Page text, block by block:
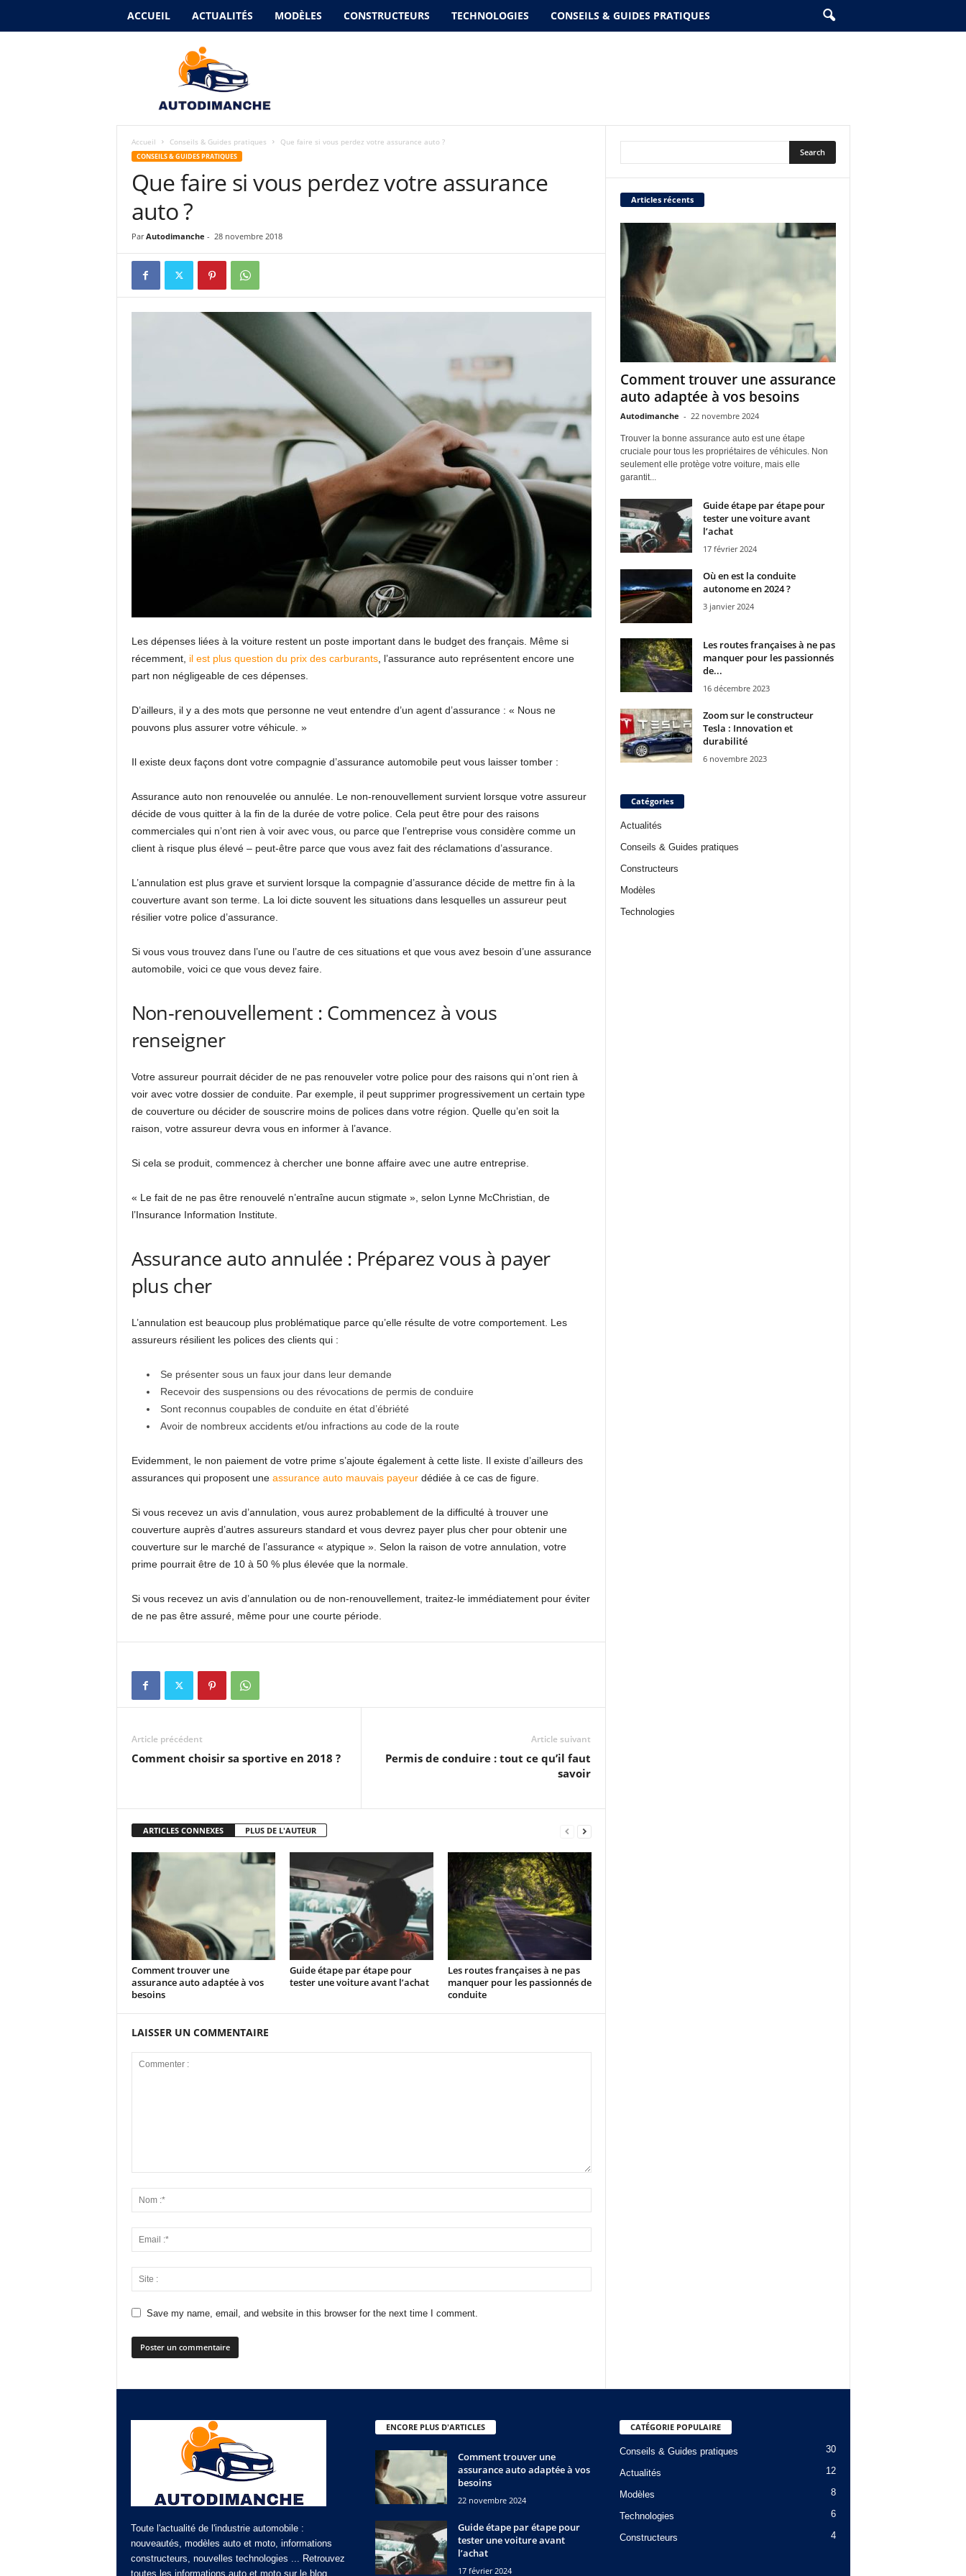
ACCUEIL ACTUALITÉS MODÈLES CONSTRUCTEURS TECHNOLOGIES CONSEILS & GUIDES PRATIQUES
Accueil Conseils & Guides pratiques Que faire si vous perdez votre assurance auto ?
CONSEILS & GUIDES PRATIQUES
Que faire si vous perdez votre assurance
auto ?
Par Autodimanche - 28 novembre 2018
Les dépenses liées à la voiture restent un poste important dans le budget des français. Même si
récemment, il est plus question du prix des carburants, l’assurance auto représentent encore une
part non négligeable de ces dépenses.
D’ailleurs, il y a des mots que personne ne veut entendre d’un agent d’assurance : « Nous ne
pouvons plus assurer votre véhicule. »
Il existe deux façons dont votre compagnie d’assurance automobile peut vous laisser tomber :
Assurance auto non renouvelée ou annulée. Le non-renouvellement survient lorsque votre assureur
décide de vous quitter à la fin de la durée de votre police. Cela peut être pour des raisons
commerciales qui n’ont rien à voir avec vous, ou parce que l’entreprise vous considère comme un
client à risque plus élevé – peut-être parce que vous avez fait des réclamations d’assurance.
L’annulation est plus grave et survient lorsque la compagnie d’assurance décide de mettre fin à la
couverture avant son terme. La loi dicte souvent les situations dans lesquelles un assureur peut
résilier votre police d’assurance.
Si vous vous trouvez dans l’une ou l’autre de ces situations et que vous avez besoin d’une assurance
automobile, voici ce que vous devez faire.
Non-renouvellement : Commencez à vous
renseigner
Votre assureur pourrait décider de ne pas renouveler votre police pour des raisons qui n’ont rien à
voir avec votre dossier de conduite. Par exemple, il peut supprimer progressivement un certain type
de couverture ou décider de souscrire moins de polices dans votre région. Quelle qu’en soit la
raison, votre assureur devra vous en informer à l’avance.
Si cela se produit, commencez à chercher une bonne affaire avec une autre entreprise.
« Le fait de ne pas être renouvelé n’entraîne aucun stigmate », selon Lynne McChristian, de
l’Insurance Information Institute.
Assurance auto annulée : Préparez vous à payer
plus cher
L’annulation est beaucoup plus problématique parce qu’elle résulte de votre comportement. Les
assureurs résilient les polices des clients qui :
Se présenter sous un faux jour dans leur demande
Recevoir des suspensions ou des révocations de permis de conduire
Sont reconnus coupables de conduite en état d’ébriété
Avoir de nombreux accidents et/ou infractions au code de la route
Evidemment, le non paiement de votre prime s’ajoute également à cette liste. Il existe d’ailleurs des
assurances qui proposent une assurance auto mauvais payeurdédiée à ce cas de figure.
Si vous recevez un avis d’annulation, vous aurez probablement de la difficulté à trouver une
couverture auprès d’autres assureurs standard et vous devrez payer plus cher pour obtenir une
couverture sur le marché de l’assurance « atypique ». Selon la raison de votre annulation, votre
prime pourrait être de 10 à 50 % plus élevée que la normale.
Si vous recevez un avis d’annulation ou de non-renouvellement, traitez-le immédiatement pour éviter
de ne pas être assuré, même pour une courte période.
Article précédent
Comment choisir sa sportive en 2018 ?
Article suivant
Permis de conduire : tout ce qu’il faut
savoir
ARTICLES CONNEXES PLUS DE L'AUTEUR
Comment trouver une
assurance auto adaptée à vos
besoins
Guide étape par étape pour
tester une voiture avant l’achat
Les routes françaises à ne pas
manquer pour les passionnés de
conduite
LAISSER UN COMMENTAIRE
Save my name, email, and website in this browser for the next time I comment.
Articles récents
Comment trouver une assurance
auto adaptée à vos besoins
Autodimanche - 22 novembre 2024
Trouver la bonne assurance auto est une étape
cruciale pour tous les propriétaires de véhicules. Non
seulement elle protège votre voiture, mais elle
garantit...
Guide étape par étape pour
tester une voiture avant
l’achat
17 février 2024
Où en est la conduite
autonome en 2024 ?
3 janvier 2024
Les routes françaises à ne pas
manquer pour les passionnés
de...
16 décembre 2023
Zoom sur le constructeur
Tesla : Innovation et
durabilité
6 novembre 2023
Catégories
Actualités
Conseils & Guides pratiques
Constructeurs
Modèles
Technologies
Toute l'actualité de l'industrie automobile :
nouveautés, modèles auto et moto, informations
constructeurs, nouvelles technologies ... Retrouvez
toutes les informations auto et moto sur le blog
ENCORE PLUS D'ARTICLES
Comment trouver une
assurance auto adaptée à vos
besoins
22 novembre 2024
Guide étape par étape pour
tester une voiture avant
l’achat
17 février 2024
CATÉGORIE POPULAIRE
Conseils & Guides pratiques 30
Actualités 12
Modèles 8
Technologies 6
Constructeurs 4